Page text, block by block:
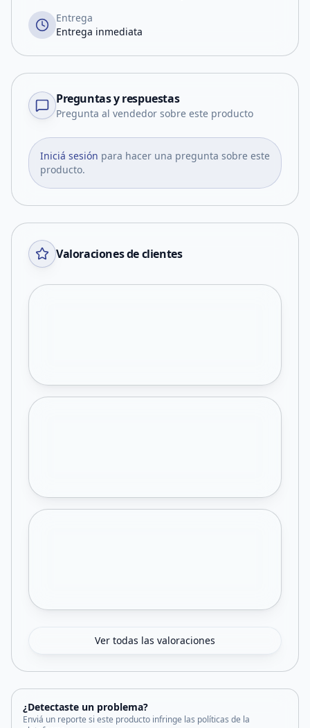
Entrega
Entrega inmediata
Preguntas y respuestas
Pregunta al vendedor sobre este producto
Iniciá sesión para hacer una pregunta sobre este
producto.
Valoraciones de clientes
Ver todas las valoraciones
¿Detectaste un problema?
Enviá un reporte si este producto infringe las políticas de la